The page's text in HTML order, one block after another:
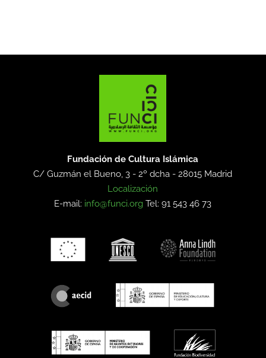
Fundación de Cultura Islámica
C/ Guzmán el Bueno, 3 - 2º dcha -28015 Madrid
Localización
E-mail: info@funci.org Tel: 91 543 46 73